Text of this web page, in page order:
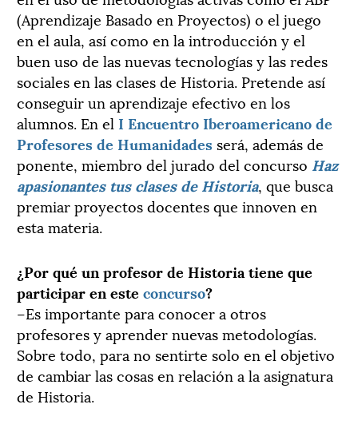
(Aprendizaje Basado en Proyectos) o el juego
en el aula, así como en la introducción y el
buen uso de las nuevas tecnologías y las redes
sociales en las clases de Historia. Pretende así
conseguir un aprendizaje efectivo en los
alumnos. En el I Encuentro Iberoamericano de
Profesores de Humanidades será, además de
ponente, miembro del jurado del concurso Haz
apasionantes tus clases de Historia, que busca
premiar proyectos docentes que innoven en
esta materia.
¿Por qué un profesor de Historia tiene que
participar en este concurso?
–Es importante para conocer a otros
profesores y aprender nuevas metodologías.
Sobre todo, para no sentirte solo en el objetivo
de cambiar las cosas en relación a la asignatura
de Historia.